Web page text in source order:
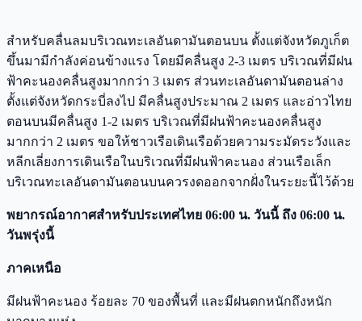
สำหรับคลื่นลมบริเวณทะเลอันดามันตอนบน ตั้งแต่จังหวัดภูเก็ต
ขึ้นมามีกำลังค่อนข้างแรง โดยมีคลื่นสูง 2-3 เมตร บริเวณที่มีฝน
ฟ้าคะนองคลื่นสูงมากกว่า 3 เมตร ส่วนทะเลอันดามันตอนล่าง
ตั้งแต่จังหวัดกระบี่ลงไป มีคลื่นสูงประมาณ 2 เมตร และอ่าวไทย
ตอนบนมีคลื่นสูง 1-2 เมตร บริเวณที่มีฝนฟ้าคะนองคลื่นสูง
มากกว่า 2 เมตร ขอให้ชาวเรือเดินเรือด้วยความระมัดระวังและ
หลีกเลี่ยงการเดินเรือในบริเวณที่มีฝนฟ้าคะนอง ส่วนเรือเล็ก
บริเวณทะเลอันดามันตอนบนควรงดออกจากฝั่งในระยะนี้ไว้ด้วย
พยากรณ์อากาศสำหรับประเทศไทย 06:00 น. วันนี้ ถึง 06:00 น.
วันพรุ่งนี้
ภาคเหนือ
มีฝนฟ้าคะนอง ร้อยละ 70 ของพื้นที่ และมีฝนตกหนักถึงหนัก